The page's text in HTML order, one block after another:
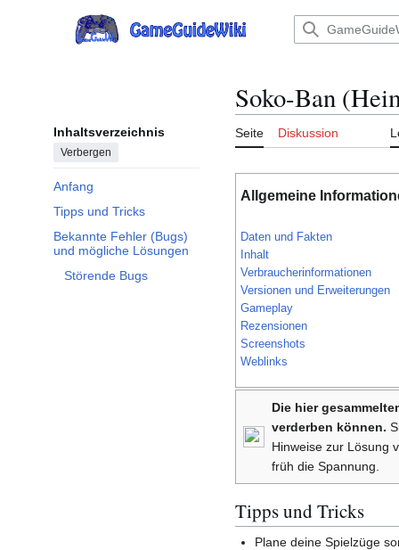
Hauptmenü
Inhaltsverzeichnis
Verbergen
Anfang
Tipps und Tricks
Bekannte Fehler (Bugs)
und mögliche Lösungen
Unterabschnitt Bekannte Fehler (Bugs) und mögliche Lösungen umschalten
Störende Bugs
Soko-Ban
Seite Diskussion
Allgemeine
Daten und Fakten
Inhalt
Verbraucherinformationen
Versionen und Erweiterungen
Gameplay
Rezensionen
Screenshots
Weblinks
Die hier
verderben können.
Hinweise zur Lösung
früh die Spannung.
Tipps und Tricks
Plane deine Spielzüge